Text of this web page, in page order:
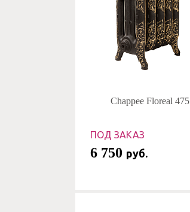
Chappee Floreal 475
ПОД ЗАКАЗ
6 750 руб.